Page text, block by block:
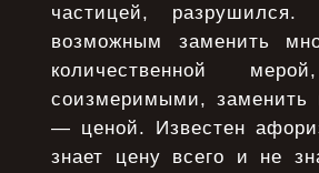
частицей,
возможным заменить
количественной
соизмеримыми, заменить
— ценой. Известен
знает цену всего и не